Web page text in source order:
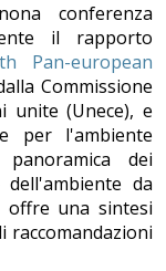
conferenza
il rapporto
Pan-european
Commissione
unite (Unece), e
per l'ambiente
dei
da
offre una sintesi
raccomandazioni